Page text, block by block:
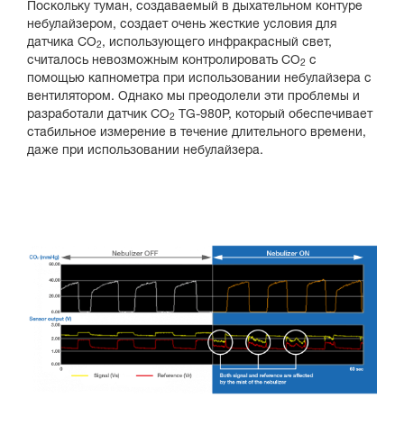
Поскольку туман, создаваемый в дыхательном контуре
небулайзером, создает очень жесткие условия для
датчика CO2 , использующего инфракрасный свет,
считалось невозможным контролировать CO2 с
помощью капнометра при использовании небулайзера с
вентилятором. Однако мы преодолели эти проблемы и
разработали датчик CO2 TG-980P, который обеспечивает
стабильное измерение в течение длительного времени,
даже при использовании небулайзера.